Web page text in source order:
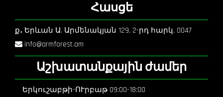
Հասցե
ք․ Երևան Ա. Արմենակյան 129, 2-րդ հարկ, 0047
info@armforest.am
Աշխատանքային ժամեր
Երկուշաբթի-ՈՒրբաթ 09:00-18:00